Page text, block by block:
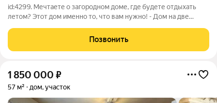
id:4299. Мечтаете о загородном доме, где будете отдыхать
летом? Этот дом именно то, что вам нужно! - Дом на две
покрыта шифером. Летняя веранда. - В доме кухня и комната. В
комнате остается вся
Позвонить
1 850 000 ₽
57 м² дом, участок